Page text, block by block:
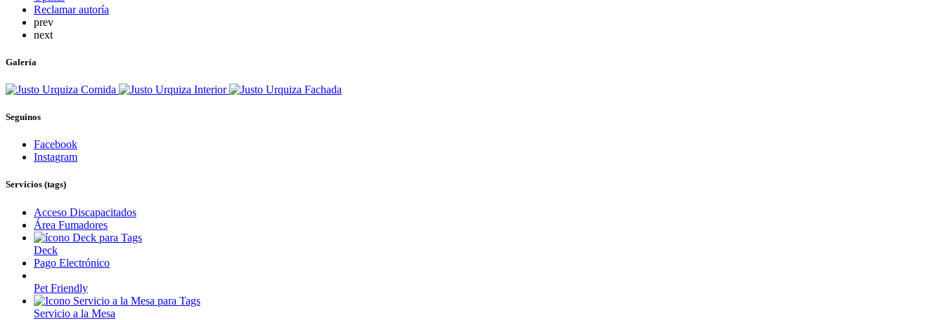
Reclamar autoría
prev
next
Galería
Seguinos
Facebook
Instagram
Servicios (tags)
Acceso Discapacitados
Área Fumadores
Deck
Pago Electrónico
Pet Friendly
Servicio a la Mesa